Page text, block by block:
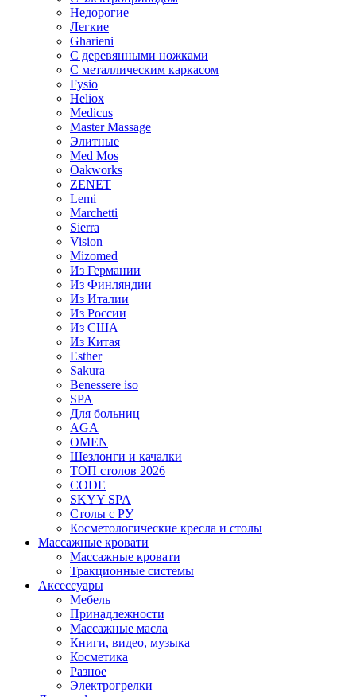
Недорогие
Легкие
Gharieni
С деревянными ножками
С металлическим каркасом
Fysio
Heliox
Medicus
Master Massage
Элитные
Med Mos
Oakworks
ZENET
Lemi
Marchetti
Sierra
Vision
Mizomed
Из Германии
Из Финляндии
Из Италии
Из России
Из США
Из Китая
Esther
Sakura
Benessere iso
SPA
Для больниц
AGA
OMEN
Шезлонги и качалки
ТОП столов 2026
CODE
SKYY SPA
Столы с РУ
Косметологические кресла и столы
Массажные кровати
Массажные кровати
Тракционные системы
Аксессуары
Мебель
Принадлежности
Массажные масла
Книги, видео, музыка
Косметика
Разное
Электрогрелки